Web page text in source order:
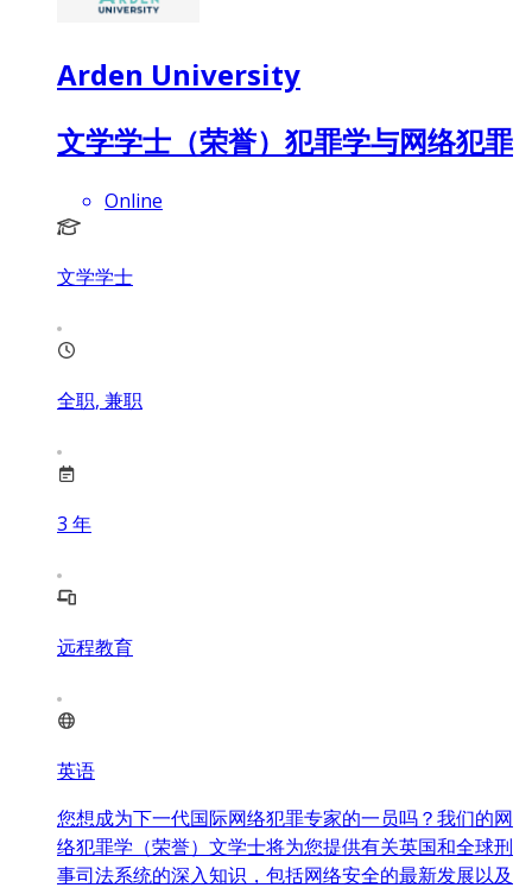
Arden University
文学学士（荣誉）犯罪学与网络犯罪
Online
文学学士
全职, 兼职
3 年
远程教育
英语
您想成为下一代国际网络犯罪专家的一员吗？我们的网
络犯罪学（荣誉）文学士将为您提供有关英国和全球刑
事司法系统的深入知识，包括网络安全的最新发展以及